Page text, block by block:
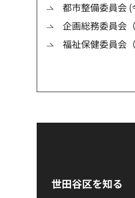
都市整備委員会
企画総務委員会
福祉保健委員会
世田谷区を知る
支援金の募集につい
て